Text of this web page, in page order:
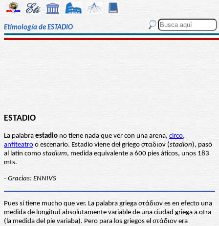
Etimología de ESTADIO
ESTADIO
La palabra estadio no tiene nada que ver con una arena, circo,
anfiteatro o escenario. Estadio viene del griego σταδιον (stadion), pasó
al latín como stadium, medida equivalente a 600 pies áticos, unos 183
mts.
- Gracias: ENNIVS
Pues sí tiene mucho que ver. La palabra griega στάδιον es en efecto una
medida de longitud absolutamente variable de una ciudad griega a otra
(la medida del pie variaba). Pero para los griegos el στάδιον era